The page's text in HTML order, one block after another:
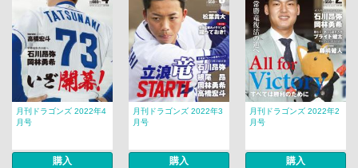
月刊ドラゴンズ 2022年4
月号
購入
月刊ドラゴンズ 2022年3
月号
購入
月刊ドラゴンズ 2022年2
月号
購入